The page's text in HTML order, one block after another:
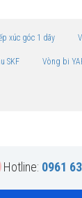
xúc góc 1 dãy
SKF Vòng bi
Hotline: 0961